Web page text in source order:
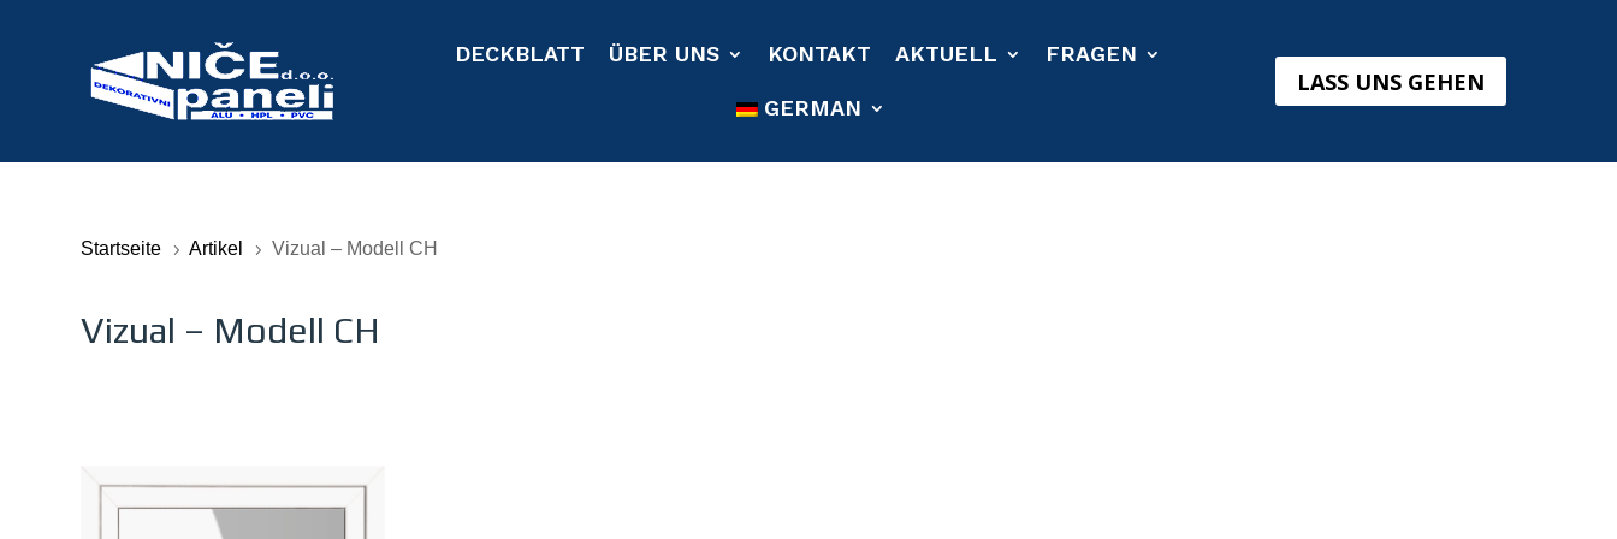
DECKBLATT ÜBER UNS KONTAKT AKTUELL FRAGEN
GERMAN
LASS UNS GEHEN
Startseite 5 Artikel 5 Vizual – Modell CH
Vizual – Modell CH